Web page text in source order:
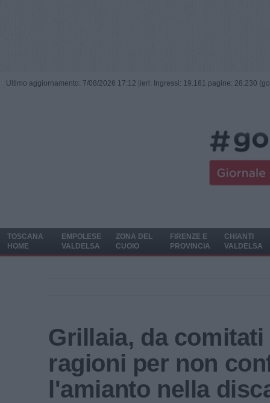
Ultimo aggiornamento: 7/08/2026 17:12 | ieri: Ingressi: 19.161 pagine: 28.230
TOSCANA
HOME
EMPOLESE
VALDELSA
ZONA DEL
CUOIO
FIRENZE E
PROVINCIA
CHIANTI
VALDELSA
Grillaia, da comitati
ragioni per non
l'amianto nella